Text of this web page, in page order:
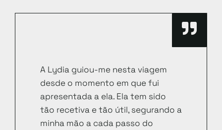
A Lydia guiou-me nesta viagem
desde o momento em que fui
apresentada a ela. Ela tem sido
tão recetiva e tão útil, segurando a
minha mão a cada passo do